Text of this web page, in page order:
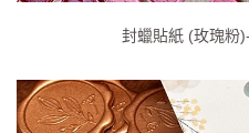
封蠟貼紙 (玫瑰粉